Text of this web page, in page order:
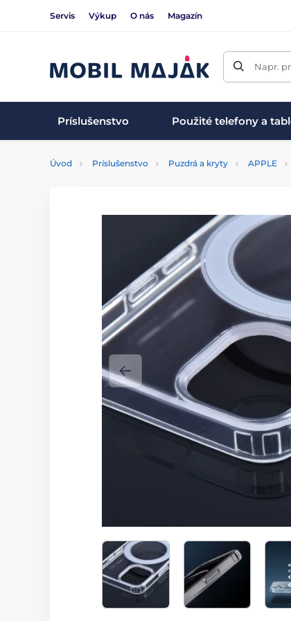
Servis Výkup O nás Magazín
Napr.
Príslušenstvo Použité telefony a
Úvod Príslušenstvo Puzdrá a kryty APPLE